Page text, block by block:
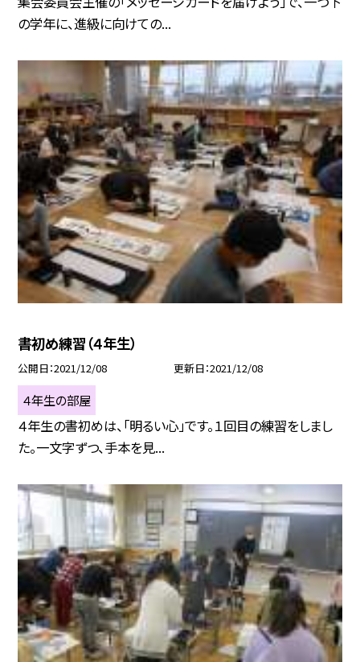
の学年に、進級に向けての...
書初め練習（４年生）
公開日 2021/12/08 更新日 2021/12/08
４年生の部屋
４年生の書初めは、「明るい心」です。１回目の練習をしまし
た。一文字ずつ、手本を見...